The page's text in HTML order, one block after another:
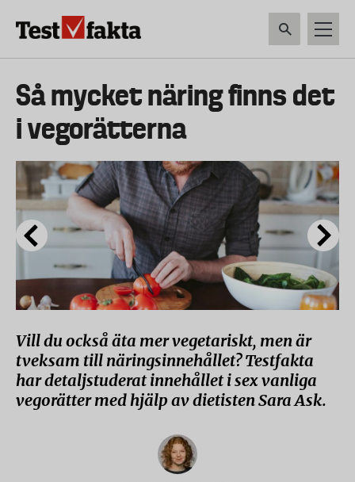
Huvudmeny
ny
HEM & HUSHÅLL
Så mycket näring finns det
i vegorätterna
Vill du också äta mer vegetariskt, men är
tveksam till näringsinnehållet? Testfakta
har detaljstuderat innehållet i sex vanliga
vegorätter med hjälp av dietisten Sara Ask.